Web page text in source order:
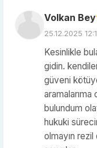
Volkan Bey
25.12.2025
Kesinlikle
gidin.
güveni
bulundum
hukuki
olmayın rezil